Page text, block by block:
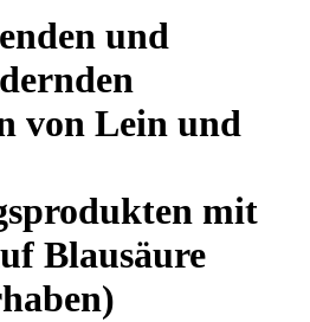
und
von Lein und
mit
Blausäure